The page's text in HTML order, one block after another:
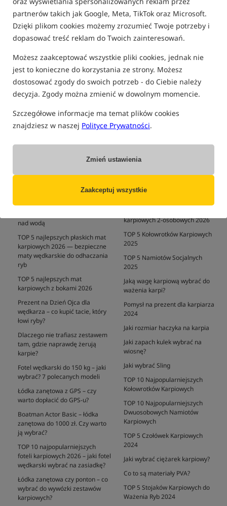
partnerów takich jak Google, Meta, TikTok oraz Microsoft.
Dzięki plikom cookies możemy zrozumieć Twoje potrzeby i
dopasować treść reklam do Twoich zainteresowań.
Możesz zaakceptować wszystkie pliki cookies, jednak nie
jest to konieczne do korzystania ze strony. Możesz
dostosować zgody do swoich potrzeb - do Ciebie należy
decyzja. Zgody można zmienić w dowolnym momencie.
Szczegółowe informacje ma temat plików cookies
znajdziesz w naszej Polityce Prywatności.
Zmień ustawienia
Zaakceptuj wszystkie
Program Lojalnościowy
Rockworld
Weekend z Darmową Dostawą
Jak dodać Rockworld do ekranu
startowego telefonu?
FAQ
Kontakt
Praca w ROCKWORLD
Mapa strony
Blog
Co to jest wędkarstwo? Spokój,
nad wodą
TOP 5 najlepszych płaskich mat
karpiowych 2026 — bezpieczne
maty wędkarskie do odhaczania
ryb
TOP 5 najlepszych mat
karpiowych z bokami 2026
Prezent na Dzień Ojca dla
wędkarza – co kupić tacie, który
łowi ryby?
Dlaczego nie trafiasz zestawem
tam, gdzie naprawdę żerują
karpie?
Fotel wędkarski do 150 kg – jaki
wybrać? 7 polecanych modeli
Łódka zanętowa z GPS – czy
warto dopłacić do GPS-u?
Boatman Actor Basic – łódka
zanętowa do 1000 zł. Czy warto
ją wybrać?
TOP 10 najpopularniejszych
foteli karpiowych 2026 – jaki fotel
wędkarski wybrać na zasiadkę?
Łódka zanętowa czy ponton – co
wybrać do wywózki zestawów
karpiowych?
Sygnalizatorów Brań z Centralką
2025
TOP 3 Elektronicznych
Sygnalizatorów Brań 2025
TOP 5 Rod Podów 2025
TOP 5 Pompowanych Mat
Karpiowych 2025
Najlepsze łódki zanętowe 2026:
sezon
TOP 5 Sleepsystemów 2025
TOP 5 najlepszych uniwersalnych
wędek karpiowych 2026
TOP 5 najlepszych wędek
karpiowych do wywózki 2026
karpiowych 2-osobowych 2026
TOP 5 Kołowrotków Karpiowych
2025
TOP 5 Namiotów Socjalnych
2025
Jaką wagę karpiową wybrać do
ważenia karpi?
Pomysł na prezent dla karpiarza
2024
Jaki rozmiar haczyka na karpia
Jaki zapach kulek wybrać na
wiosnę?
Jaki wybrać Sling
TOP 10 Najpopularniejszych
Kołowrotków Karpiowych
TOP 10 Najpopularniejszych
Dwuosobowych Namiotów
Karpiowych
TOP 5 Czołówek Karpiowych
2024
Jaki wybrać ciężarek karpiowy?
Co to są materiały PVA?
TOP 5 Stojaków Karpiowych do
Ważenia Ryb 2024